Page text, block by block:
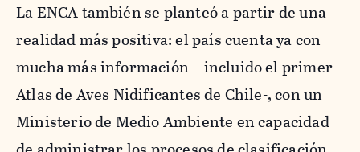
La ENCA también se planteó a partir de una
realidad más positiva: el país cuenta ya con
mucha más información – incluido el primer
Atlas de Aves Nidificantes de Chile-, con un
Ministerio de Medio Ambiente en capacidad